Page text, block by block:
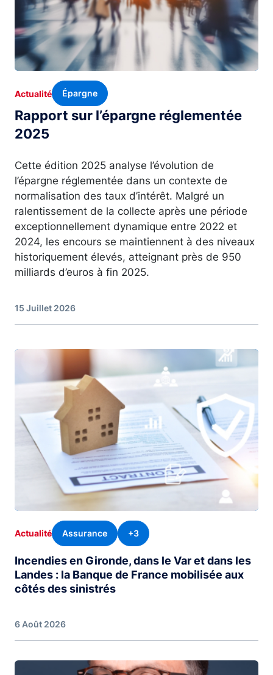
Rapport sur l’épargne réglementée
2025
Actualité Épargne
Cette édition 2025 analyse l’évolution de
l’épargne réglementée dans un contexte de
normalisation des taux d’intérêt. Malgré un
ralentissement de la collecte après une période
exceptionnellement dynamique entre 2022 et
2024, les encours se maintiennent à des niveaux
historiquement élevés, atteignant près de 950
milliards d’euros à fin 2025.
15 Juillet 2026
Actualité Assurance +3
Incendies en Gironde, dans le Var et dans les
Landes : la Banque de France mobilisée aux
côtés des sinistrés
6 Août 2026
Image